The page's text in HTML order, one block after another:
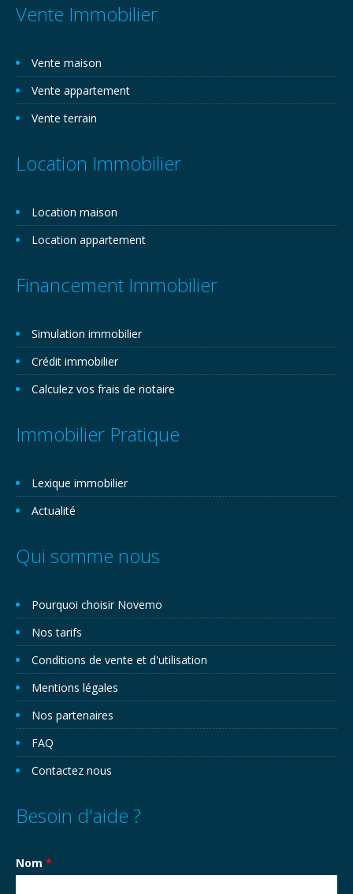
Vente Immobilier
Vente maison
Vente appartement
Vente terrain
Location Immobilier
Location maison
Location appartement
Financement Immobilier
Simulation immobilier
Crédit immobilier
Calculez vos frais de notaire
Immobilier Pratique
Lexique immobilier
Actualité
Qui somme nous
Pourquoi choisir Novemo
Nos tarifs
Conditions de vente et d'utilisation
Mentions légales
Nos partenaires
FAQ
Contactez nous
Besoin d'aide ?
Nom *